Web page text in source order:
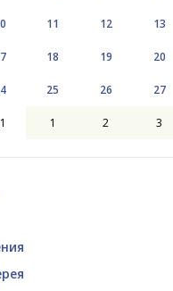
11 12 13
18 19 20
25 26 27
1 2 3